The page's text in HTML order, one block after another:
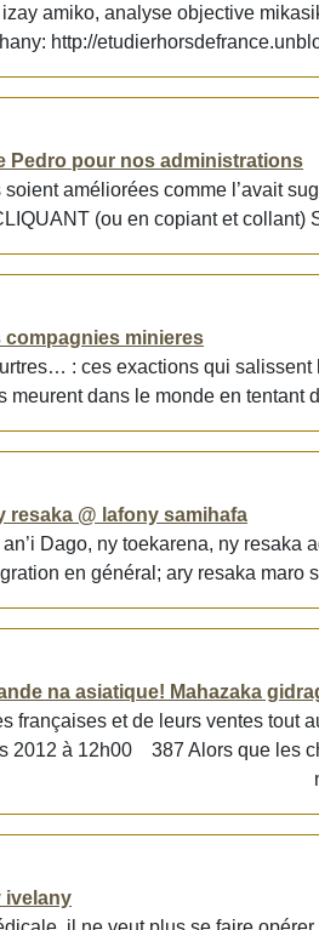
amiko, analyse objective
http://
Pedro pour nos administrations
améliorées comme l’avait
(ou en copiant et collant)
minieres
: ces exactions qui
dans le monde en tentant
resaka @ lafony samihafa
Dago, ny toekarena, ny resaka
en général; ary resaka maro
na asiatique! Mahazaka
françaises et de leurs ventes tout
2012 à 12h00 387 Alors que les
ivelany